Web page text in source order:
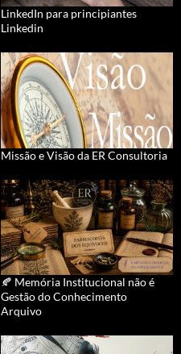
LinkedIn para principiantes
Linkedin
Missão e Visão da ER Consultoria
🍂 Memória Institucional não é
Gestão do Conhecimento
Arquivo